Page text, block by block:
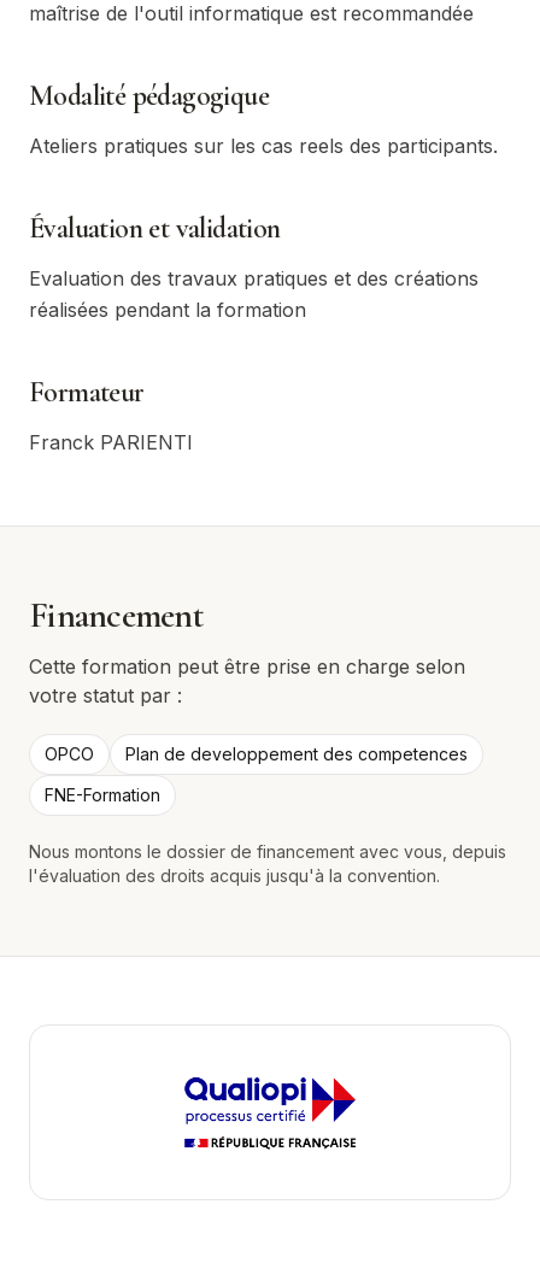
maîtrise de l'outil informatique est recommandée
Modalité pédagogique
Ateliers pratiques sur les cas reels des participants.
Évaluation et validation
Evaluation des travaux pratiques et des créations
réalisées pendant la formation
Formateur
Franck PARIENTI
Financement
Cette formation peut être prise en charge selon
votre statut par :
OPCO
Plan de developpement des competences
FNE-Formation
Nous montons le dossier de financement avec vous, depuis
l'évaluation des droits acquis jusqu'à la convention.